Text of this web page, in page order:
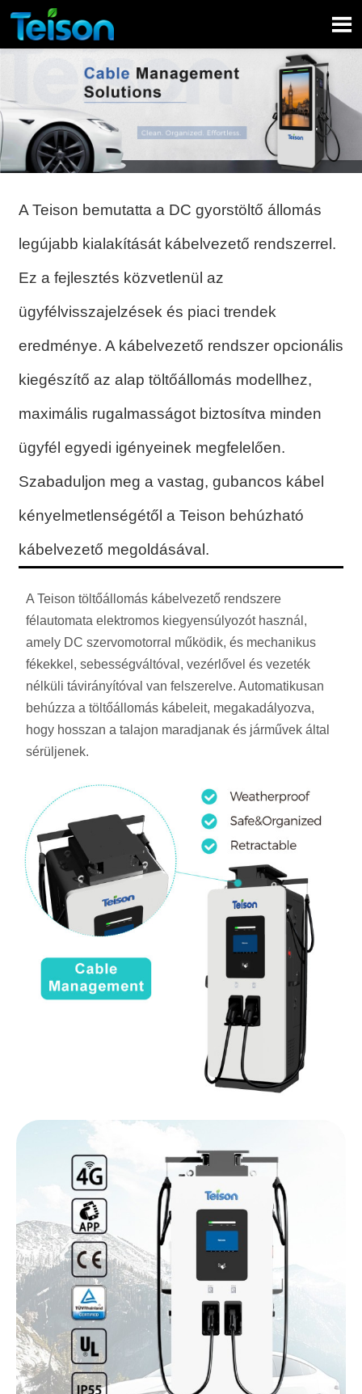

A Teison bemutatta a DC gyorstöltő állomás
legújabb kialakítását kábelvezető rendszerrel.
Ez a fejlesztés közvetlenül az
ügyfélvisszajelzések és piaci trendek
eredménye. A kábelvezető rendszer opcionális
kiegészítő az alap töltőállomás modellhez,
maximális rugalmasságot biztosítva minden
ügyfél egyedi igényeinek megfelelően.
Szabaduljon meg a vastag, gubancos kábel
kényelmetlenségétől a Teison behúzható
kábelvezető megoldásával.
A Teison töltőállomás kábelvezető rendszere
félautomata elektromos kiegyensúlyozót használ,
amely DC szervomotorral működik, és mechanikus
fékekkel, sebességváltóval, vezérlővel és vezeték
nélküli távirányítóval van felszerelve. Automatikusan
behúzza a töltőállomás kábeleit, megakadályozva,
hogy hosszan a talajon maradjanak és járművek által
sérüljenek.